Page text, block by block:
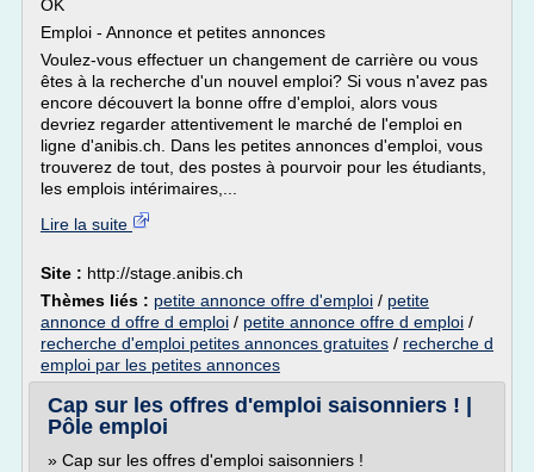
OK
Emploi - Annonce et petites annonces
Voulez-vous effectuer un changement de carrière ou vous
êtes à la recherche d'un nouvel emploi? Si vous n'avez pas
encore découvert la bonne offre d'emploi, alors vous
devriez regarder attentivement le marché de l'emploi en
ligne d'anibis.ch. Dans les petites annonces d'emploi, vous
trouverez de tout, des postes à pourvoir pour les étudiants,
les emplois intérimaires,...
Lire la suite
Site : http://stage.anibis.ch
Thèmes liés : petite annonce offre d'emploi / petite
annonce d offre d emploi / petite annonce offre d emploi /
recherche d'emploi petites annonces gratuites / recherche d
emploi par les petites annonces
Cap sur les offres d'emploi saisonniers ! |
Pôle emploi
» Cap sur les offres d'emploi saisonniers !